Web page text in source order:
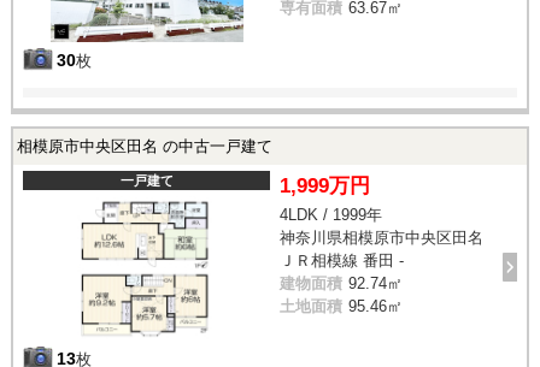
30枚
専有面積 63.67㎡
相模原市中央区田名 の中古一戸建て
一戸建て
13枚
1,999万円
4LDK / 1999年
神奈川県相模原市中央区田名
ＪＲ相模線 番田 -
建物面積 92.74㎡
土地面積 95.46㎡